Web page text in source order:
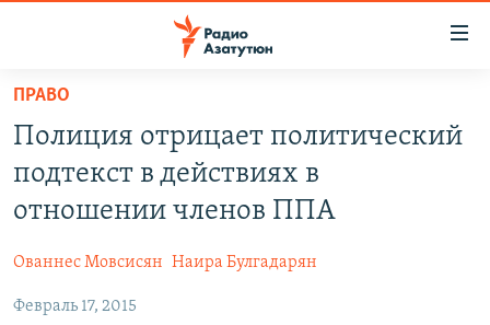
Перейти
основному
содержанию
основной
Перейти
НОВОСТИ
ЭКОНОМИКА
РЕГИОН
ПРАВО
Полиция отрицает политический
подтекст в действиях в
отношении членов ППА
Ованнес Мовсисян Наира Булгадарян
Февраль 17, 2015